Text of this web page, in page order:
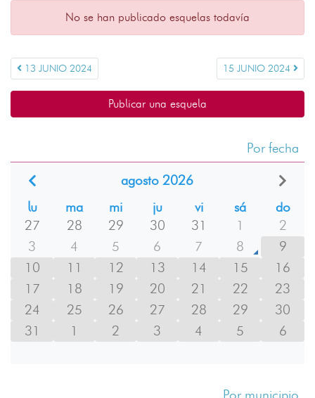
No se han publicado esquelas todavía
13 JUNIO 2024 15 JUNIO 2024
Publicar una esquela
Por fecha
agosto 2026
lu
ma mi ju vi sá
do
27
28 29 30 31 1
2
3
4 5 6 7 8
9
10
11 12 13 14 15
16
17
18 19 20 21 22
23
24
25 26 27 28 29
30
31
1 2 3 4 5 6